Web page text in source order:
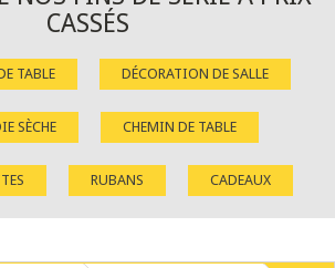
CASSÉS
TABLE DÉCORATION DE SALLE
SÈCHE CHEMIN DE TABLE
RUBANS CADEAUX